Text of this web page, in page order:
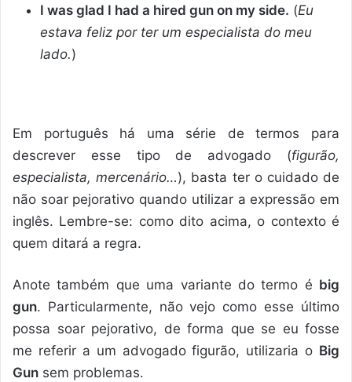
I was glad I had a hired gun on my side. (Eu
estava feliz por ter um especialista do meu
lado.)
Em português há uma série de termos para
descrever esse tipo de advogado (figurão,
especialista, mercenário…), basta ter o cuidado de
não soar pejorativo quando utilizar a expressão em
inglês. Lembre-se: como dito acima, o contexto é
quem ditará a regra.
Anote também que uma variante do termo é big
gun. Particularmente, não vejo como esse último
possa soar pejorativo, de forma que se eu fosse
me referir a um advogado figurão, utilizaria o Big
Gun sem problemas.